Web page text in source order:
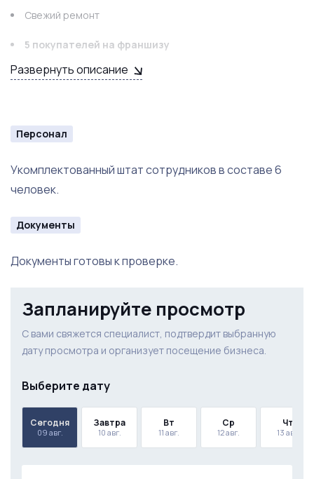
Свежий ремонт
5 покупателей на франшизу
Видеорегламенты для работников
Развернуть описание
Персонал
Укомплектованный штат сотрудников в составе 6
человек.
Документы
Документы готовы к проверке.
Запланируйте просмотр
С вами свяжется специалист, подтвердит выбранную
дату просмотра и организует посещение бизнеса.
Выберите дату
Сегодня
09 авг.
Завтра
10 авг.
Вт
11 авг.
Ср
12 авг.
Чт
13 авг.